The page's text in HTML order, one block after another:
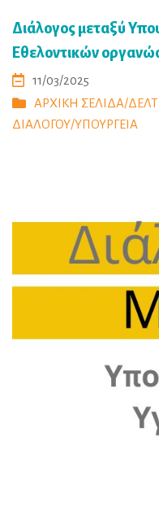
Διάλογος μεταξύ
Εθελοντικών
11/03/2025
ΑΡΧΙΚΗ ΣΕΛΙΔΑ/
ΔΙΑΛΟΓΟΥ/ΥΠΟΥΡΓΕΙΑ